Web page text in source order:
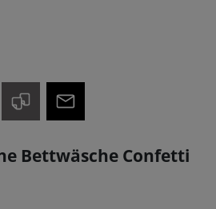
Bettwäsche Confetti